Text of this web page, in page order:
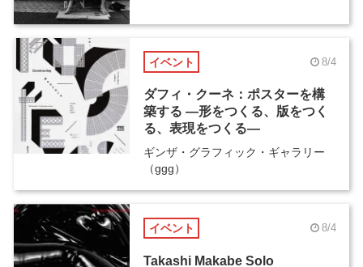
イベント 8/4
ダフィ・クーネ：ポスターを構
築する ―形をつくる、版をつく
る、表現をつくる―
ギンザ・グラフィック・ギャラリー
（ggg）
イベント 8/4
Takashi Makabe Solo